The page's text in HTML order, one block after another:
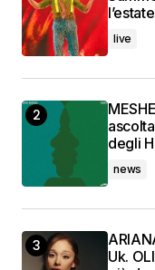
l’estate
live
degli
news
Uk.